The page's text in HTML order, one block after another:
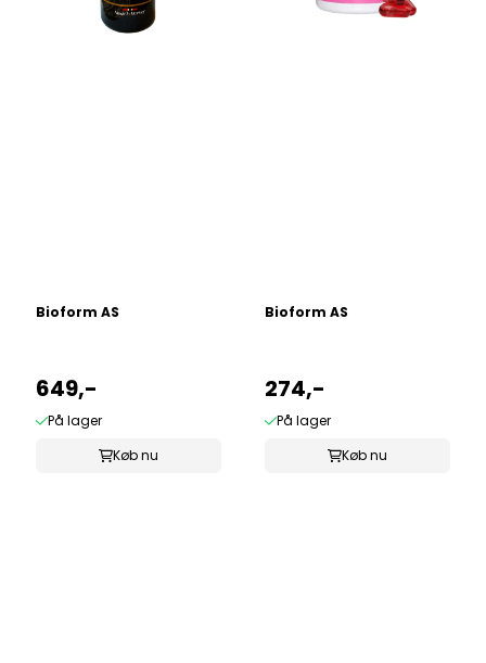
Bioform AS
649,-
På lager
Køb nu
Bioform AS
274,-
På lager
Køb nu